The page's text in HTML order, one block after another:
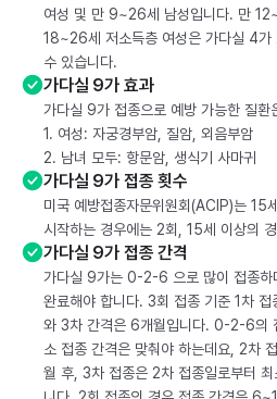
여성 및 만 9~26세 남성입니다. 만
18~26세 저소득층 여성은 가다실 4가
수 있습니다.
가다실 9가 효과
가다실 9가 접종으로 예방 가능한 질환
1. 여성: 자궁경부암, 질암, 외음부암
2. 남녀 모두: 항문암, 생식기 사마귀
가다실 9가 접종 횟수
미국 예방접종자문위원회(ACIP)는 15
시작하는 경우에는 2회, 15세 이상의
가다실 9가 접종 간격
가다실 9가는 0-2-6 으로 많이 접종하
완료해야 합니다. 3회 접종 기준 1차
와 3차 간격은 6개월입니다. 0-2-6의
소 접종 간격은 맞춰야 하는데요, 2차
월 후, 3차 접종은 2차 접종일로부터